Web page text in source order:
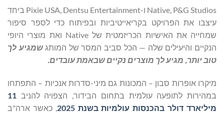
Native, P&G Studios ו-Pixie USA, Dentsu Entertainment ביחד
עיצבו את הפרויקט בקריאייטיביות ובפיתוח כדי לספר סיפור
שמחייה את האישיות הכריזמטית של Native ואת מוצרי היופי
הנקיים והיעילים שלה — הכל סביב המסר של המותגשמגיע לך
טוב יותר, מגיע לך מוצרים נקיים שבאמת עובדים.
מיקרו אופרות סבון – המכונות גם מיני-סדרות אנכיות – התפתחו
במהירות לתופעה עולמית בתחום הבידור, הצפויה להניב
11
מיליארד דולר בהכנסות עולמיות בשנת 2025
, כאשר ארה"ב